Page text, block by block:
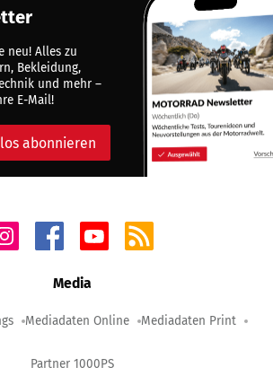
neu! Alles zu
Bekleidung,
und mehr –
E-Mail!
abonnieren
Media
Mediadaten Online Mediadaten Print
Partner 1000PS